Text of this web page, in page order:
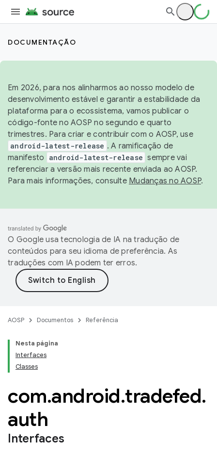
DOCUMENTAÇÃO
Em 2026, para nos alinharmos ao nosso modelo de
desenvolvimento estável e garantir a estabilidade da
plataforma para o ecossistema, vamos publicar o
código-fonte no AOSP no segundo e quarto
trimestres. Para criar e contribuir com o AOSP, use
android-latest-release . A ramificação de
manifesto
android-latest-release sempre vai
referenciar a versão mais recente enviada ao AOSP.
Para mais informações, consulte Mudanças no AOSP.
O Google usa tecnologia de IA na tradução de
conteúdos para seu idioma de preferência. As
traduções com IA podem ter erros.
AOSP Documentos Referência
Nesta página
Interfaces
Classes
com.android.tradefed.
auth
Interfaces